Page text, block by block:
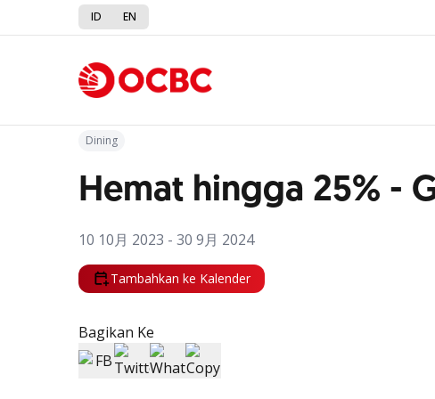
ID EN
Kembali ke Promo
Dining
Hemat hingga 25% -
10 10月 2023 - 30 9月 2024
Tambahkan ke Kalender
Bagikan Ke